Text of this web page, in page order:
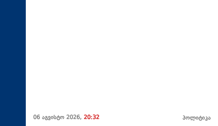
06 აგვისტო 2026, 20:32 პოლიტიკა